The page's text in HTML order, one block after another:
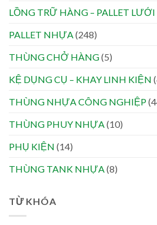
LỒNG TRỮ HÀNG – PALLET LƯỚI
PALLET NHỰA(248)
THÙNG CHỞ HÀNG(5)
KỆ DỤNG CỤ – KHAY LINH KIỆN
THÙNG NHỰA CÔNG NGHIỆP
THÙNG PHUY NHỰA(10)
PHỤ KIỆN (14)
THÙNG TANK NHỰA(8)
TỪ KHÓA